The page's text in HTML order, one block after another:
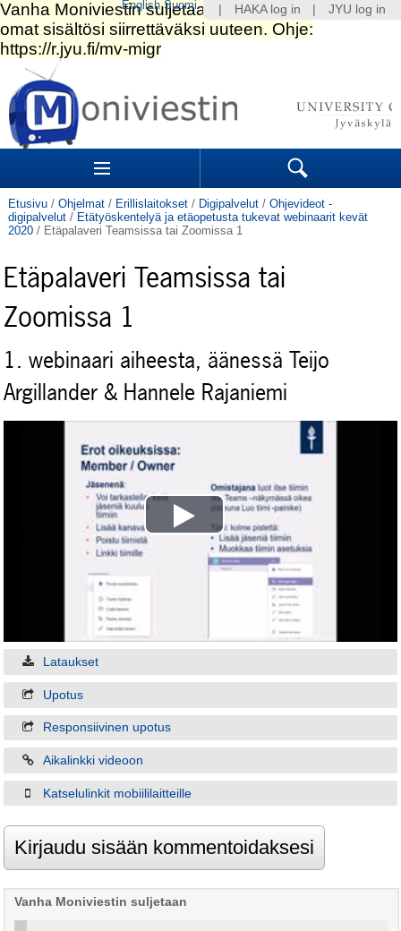
Siirry
sisältöön.
|
Siirry
navigointiin
Sections Search
Etusivu / Ohjelmat / Erillislaitokset / Digipalvelut / Ohjevideot -
digipalvelut / Etätyöskentelyä ja etäopetusta tukevat webinaarit kevät
2020 / Etäpalaveri Teamsissa tai Zoomissa 1
Etäpalaveri Teamsissa tai
Zoomissa 1
1. webinaari aiheesta, äänessä Teijo
Argillander & Hannele Rajaniemi
Play
Video
Lataukset
Upotus
Responsiivinen upotus
Aikalinkki videoon
Katselulinkit mobiililaitteille
Vanha Moniviestin suljetaan
HAKA log in JYU log in
English Suomi